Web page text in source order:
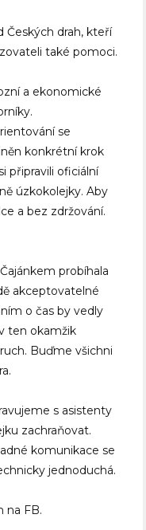
Českých drah, kteří
také pomoci.
a ekonomické
se
konkrétní krok
připravili oficiální
úzkokolejky. Aby
a bez zdržování.
probíhala
akceptovatelné
o čas by vedly
ten okamžik
Buďme všichni
s asistenty
zachraňovat.
komunikace se
jednoduchá.
na FB.